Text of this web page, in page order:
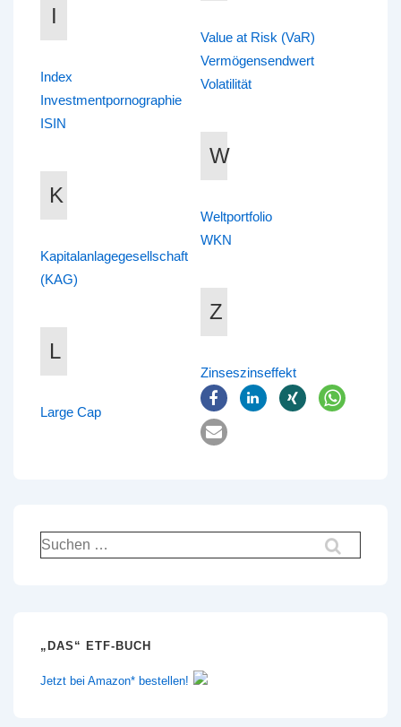
I
Index
Investmentpornographie
ISIN
K
Kapitalanlagegesellschaft
(KAG)
L
Large Cap
Value at Risk (VaR)
Vermögensendwert
Volatilität
W
Weltportfolio
WKN
Z
Zinseszinseffekt
Suchen
nach:
„DAS“ ETF-BUCH
Jetzt bei Amazon* bestellen!